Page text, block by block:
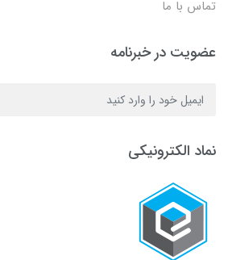
تماس با ما
عضویت در خبرنامه
نماد الکترونیکی